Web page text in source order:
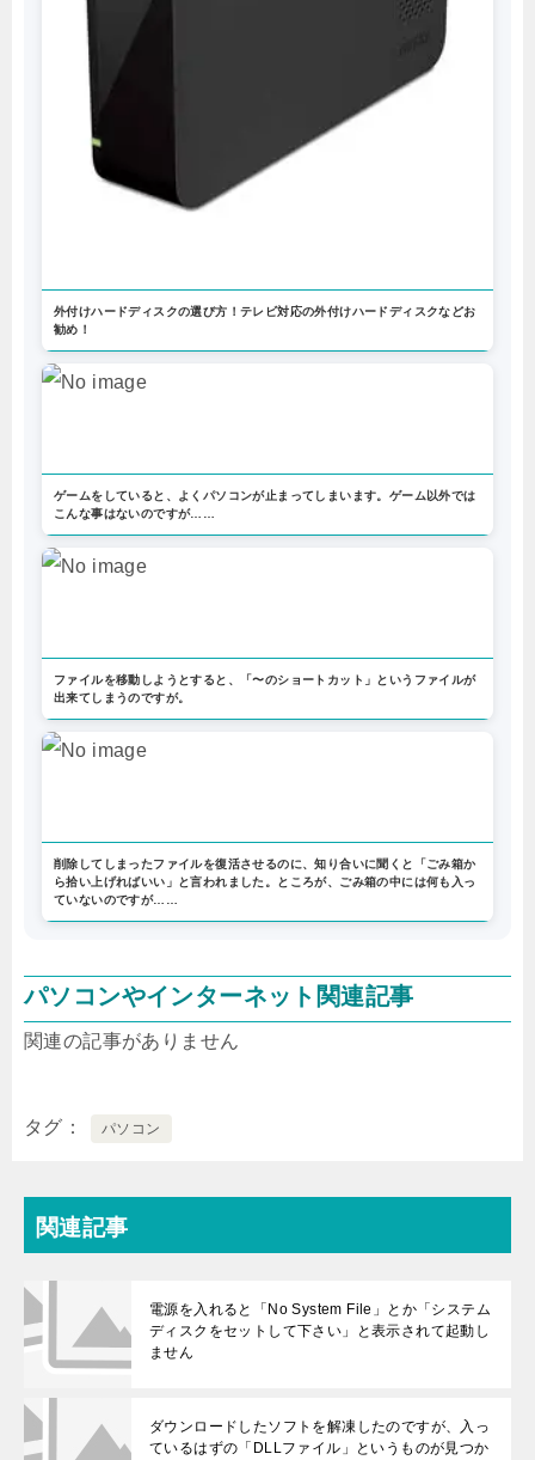
外付けハードディスクの選び方！テレビ対応の外付けハードディスクなどお
勧め！
ゲームをしていると、よくパソコンが止まってしまいます。ゲーム以外では
こんな事はないのですが……
ファイルを移動しようとすると、「〜のショートカット」というファイルが
出来てしまうのですが。
削除してしまったファイルを復活させるのに、知り合いに聞くと「ごみ箱か
ら拾い上げればいい」と言われました。ところが、ごみ箱の中には何も入っ
ていないのですが……
パソコンやインターネット関連記事
関連の記事がありません
タグ パソコン
関連記事
電源を入れると「No System File」とか「システム
ディスクをセットして下さい」と表示されて起動し
ません
ダウンロードしたソフトを解凍したのですが、入っ
ているはずの「DLLファイル」というものが見つか